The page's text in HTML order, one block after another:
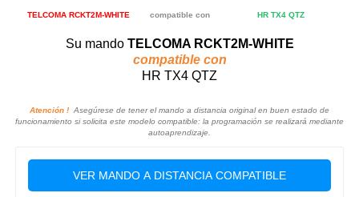
TELCOMA RCKT2M-WHITE compatible con HR TX4 QTZ
Su mando TELCOMA RCKT2M-WHITE
compatible con
HR TX4 QTZ
Atención ! Asegúrese de tener el mando a distancia original en buen estado de
funcionamiento si solicita este modelo compatible: la programación se realizará mediante
autoaprendizaje.
VER MANDO A DISTANCIA COMPATIBLE